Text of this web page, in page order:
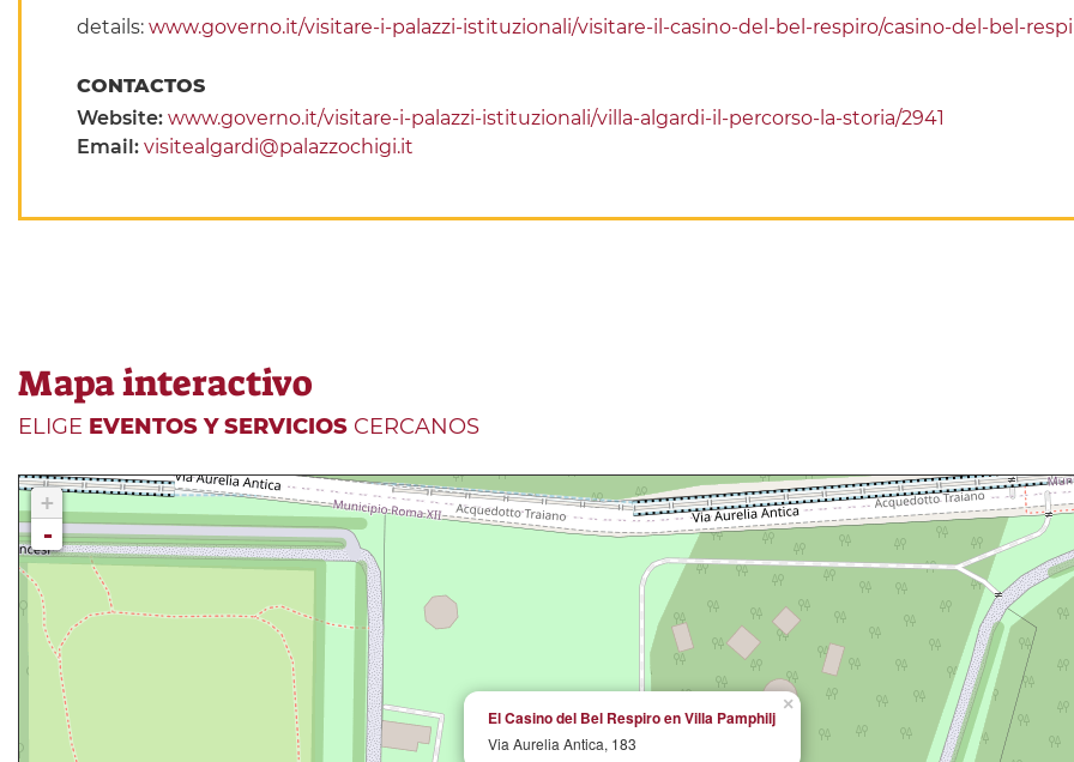
details: www.governo.it/visitare-i-palazzi-istituzionali/visitare-il-casino-del-bel-respiro/casino-del-bel-
CONTACTOS
Website: www.governo.it/visitare-i-palazzi-istituzionali/villa-algardi-il-percorso-la-storia/2941
Email: visitealgardi@palazzochigi.it
Mapa interactivo
ELIGE EVENTOS Y SERVICIOS CERCANOS
×
El Casino del Bel Respiro en Villa Pamphilj
Via Aurelia Antica, 183
+
-